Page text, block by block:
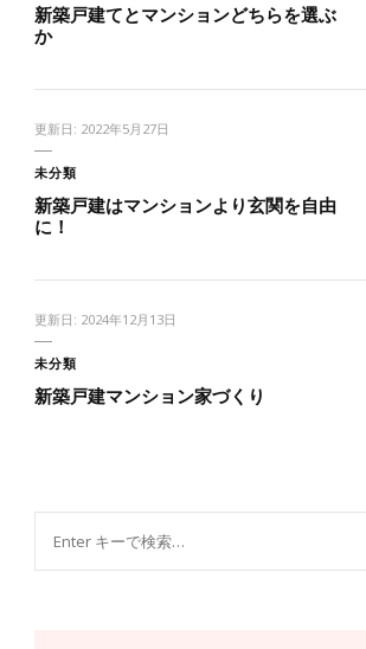
新築戸建てとマンションどちらを選ぶ
か
更新日: 2022年5月27日
未分類
新築戸建はマンションより玄関を自由
に！
更新日: 2024年12月13日
未分類
新築戸建マンション家づくり